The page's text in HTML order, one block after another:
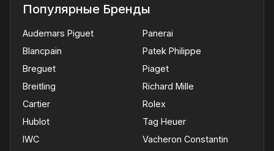
Популярные Бренды
Audemars Piguet
Blancpain
Breguet
Breitling
Cartier
Hublot
IWC
Panerai
Patek Philippe
Piaget
Richard Mille
Rolex
Tag Heuer
Vacheron Constantin